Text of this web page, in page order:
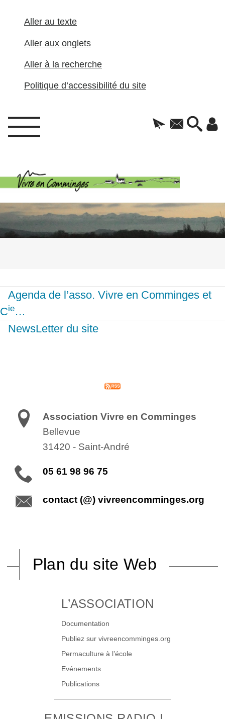
Aller au texte
Aller aux onglets
Aller à la recherche
Politique d’accessibilité du site
Agenda de l’asso. Vivre en Comminges et
Cie…
NewsLetter du site
Association Vivre en Comminges
Bellevue
31420 - Saint-André
05 61 98 96 75
contact (@) vivreencomminges.org
Plan du site Web
L’ASSOCIATION
Documentation
Publiez sur vivreencomminges.org
Permaculture à l’école
Evénements
Publications